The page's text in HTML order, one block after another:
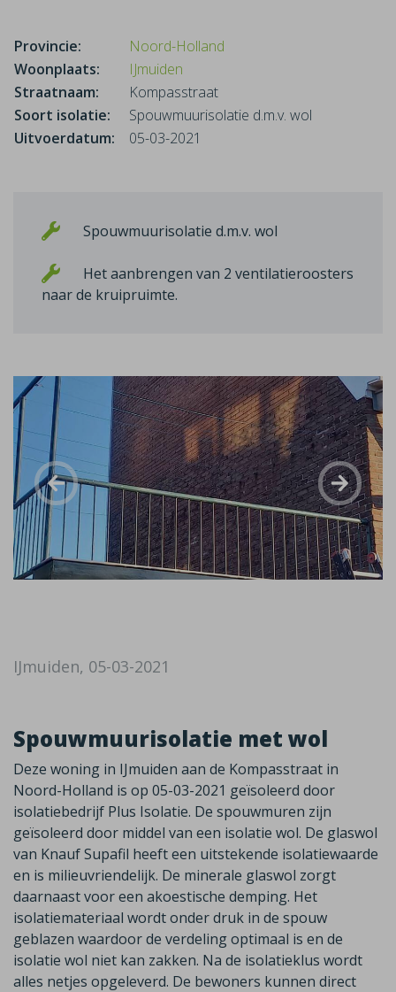
Provincie:
Noord-Holland
Woonplaats:
IJmuiden
Straatnaam:
Kompasstraat
Soort isolatie:
Spouwmuurisolatie d.m.v. wol
Uitvoerdatum:
05-03-2021
Spouwmuurisolatie d.m.v. wol
Het aanbrengen van 2 ventilatieroosters
naar de kruipruimte.
IJmuiden, 05-03-2021
Spouwmuurisolatie met wol
Deze woning in IJmuiden aan de Kompasstraat in
Noord-Holland is op 05-03-2021 geïsoleerd door
isolatiebedrijf Plus Isolatie. De spouwmuren zijn
geïsoleerd door middel van een isolatie wol. De glaswol
van Knauf Supafil heeft een uitstekende isolatiewaarde
en is milieuvriendelijk. De minerale glaswol zorgt
daarnaast voor een akoestische demping. Het
isolatiemateriaal wordt onder druk in de spouw
geblazen waardoor de verdeling optimaal is en de
isolatie wol niet kan zakken. Na de isolatieklus wordt
alles netjes opgeleverd. De bewoners kunnen direct